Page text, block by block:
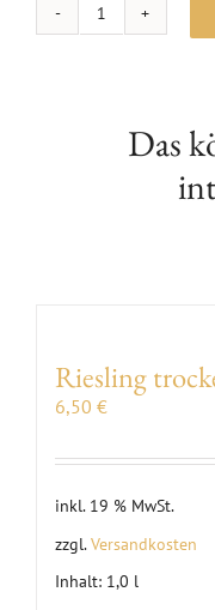
Riesling
Menge
Das
Riesling
6,50 €
inkl. 19 % MwSt.
zzgl.Versandkosten
Inhalt: 1,0 l